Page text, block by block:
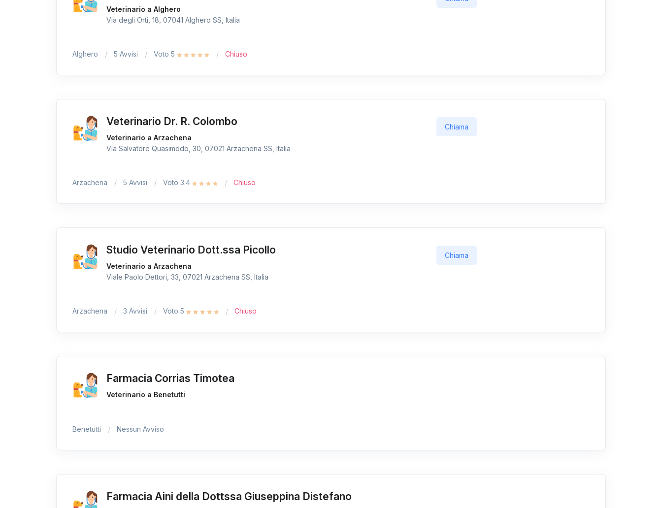
Veterinario a Alghero
Via degli Orti, 18, 07041 Alghero SS, Italia
Alghero 5 Avvisi Voto 5 Chiuso
Veterinario Dr. R. Colombo
Veterinario a Arzachena
Via Salvatore Quasimodo, 30, 07021 Arzachena SS, Italia
Chiama
Arzachena 5 Avvisi Voto 3.4 Chiuso
Studio Veterinario Dott.ssa Picollo
Veterinario a Arzachena
Viale Paolo Dettori, 33, 07021 Arzachena SS, Italia
Chiama
Arzachena 3 Avvisi Voto 5 Chiuso
Farmacia Corrias Timotea
Veterinario a Benetutti
Benetutti Nessun Avviso
Farmacia Aini della Dottssa Giuseppina Distefano